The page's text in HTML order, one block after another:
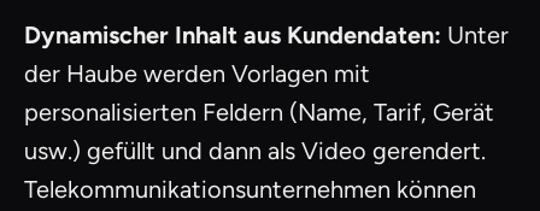
Dynamischer Inhalt aus Kundendaten: Unter
der Haube werden Vorlagen mit
personalisierten Feldern (Name, Tarif, Gerät
usw.) gefüllt und dann als Video gerendert.
Telekommunikationsunternehmen können